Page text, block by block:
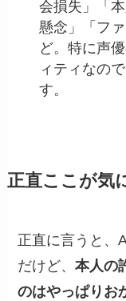
会損失」「
懸念」「フ
ど。特に声
ィティなの
す。
正直ここが気
正直に言うと、
だけど、本人の
のはやっぱりお